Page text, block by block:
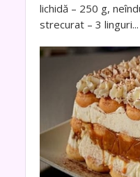
lichidă – 250 g,
strecurat – 3 linguri...